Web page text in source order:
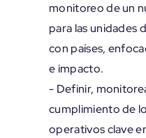
monitoreo de un
para las unidades
con países,
e impacto.
- Definir,
cumplimiento de
operativos clave